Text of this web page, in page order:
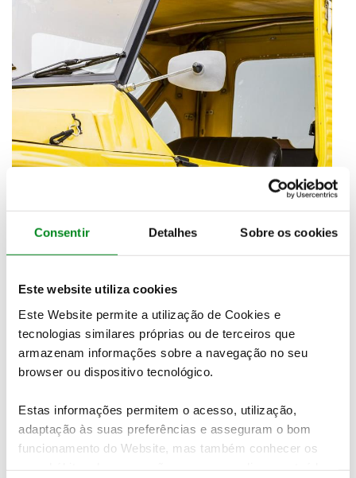
Consentir Detalhes Sobre os cookies
Este website utiliza cookies
Este Website permite a utilização de Cookies e
tecnologias similares próprias ou de terceiros que
armazenam informações sobre a navegação no seu
browser ou dispositivo tecnológico.
Estas informações permitem o acesso, utilização,
adaptação às suas preferências e asseguram o bom
funcionamento do Website, mas também conhecer os